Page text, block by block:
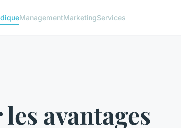
ManagementMarketingServices
avantages